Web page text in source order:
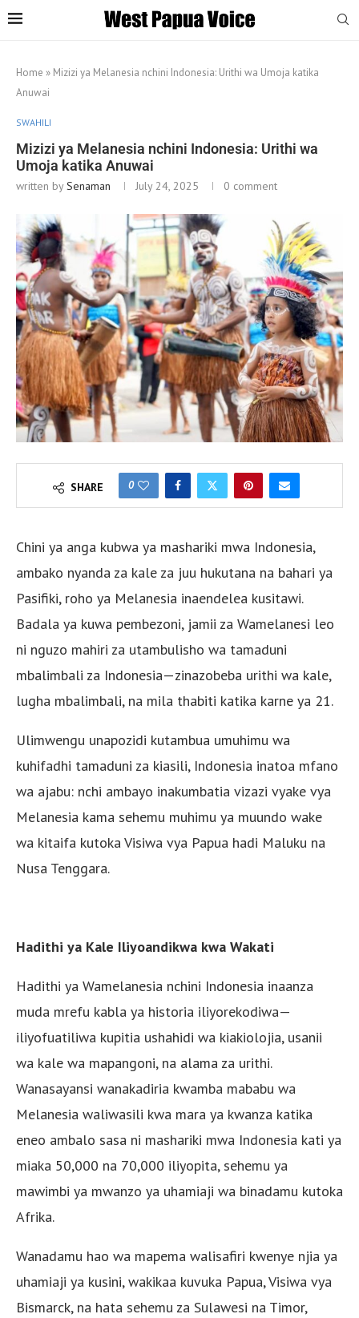
Home » Mizizi ya Melanesia nchini Indonesia: Urithi wa Umoja katika
Anuwai
SWAHILI
Mizizi ya Melanesia nchini Indonesia: Urithi wa
Umoja katika Anuwai
written bySenaman July 24, 2025 0 comment
SHARE 0
Chini ya anga kubwa ya mashariki mwa Indonesia,
ambako nyanda za kale za juu hukutana na bahari ya
Pasifiki, roho ya Melanesia inaendelea kusitawi.
Badala ya kuwa pembezoni, jamii za Wamelanesi leo
ni nguzo mahiri za utambulisho wa tamaduni
mbalimbali za Indonesia—zinazobeba urithi wa kale,
lugha mbalimbali, na mila thabiti katika karne ya 21.
Ulimwengu unapozidi kutambua umuhimu wa
kuhifadhi tamaduni za kiasili, Indonesia inatoa mfano
wa ajabu: nchi ambayo inakumbatia vizazi vyake vya
Melanesia kama sehemu muhimu ya muundo wake
wa kitaifa kutoka Visiwa vya Papua hadi Maluku na
Nusa Tenggara.
Hadithi ya Kale Iliyoandikwa kwa Wakati
Hadithi ya Wamelanesia nchini Indonesia inaanza
muda mrefu kabla ya historia iliyorekodiwa—
iliyofuatiliwa kupitia ushahidi wa kiakiolojia, usanii
wa kale wa mapangoni, na alama za urithi.
Wanasayansi wanakadiria kwamba mababu wa
Melanesia waliwasili kwa mara ya kwanza katika
eneo ambalo sasa ni mashariki mwa Indonesia kati ya
miaka 50,000 na 70,000 iliyopita, sehemu ya
mawimbi ya mwanzo ya uhamiaji wa binadamu kutoka
Afrika.
Wanadamu hao wa mapema walisafiri kwenye njia ya
uhamiaji ya kusini, wakikaa kuvuka Papua, Visiwa vya
Bismarck, na hata sehemu za Sulawesi na Timor,